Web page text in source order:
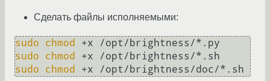
Сделать файлы исполняемыми:
sudo chmod
sudo
chmod
sudo
chmod